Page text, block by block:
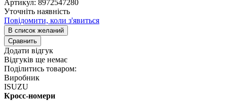
Артикул: 8972547280
Уточніть наявність
Повідомити, коли з'явиться
В список желаний
Сравнить
Додати відгук
Відгуків ще немає
Поділитись товаром:
Виробник
ISUZU
Кросс-номери